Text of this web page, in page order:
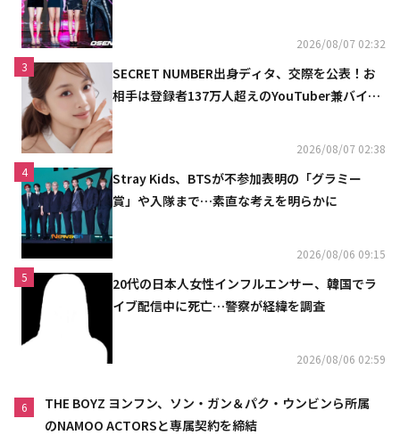
2026/08/07 02:32
3
SECRET NUMBER出身ディタ、交際を公表！お
相手は登録者137万人超えのYouTuber兼バイオ
2026/08/07 02:38
4
Stray Kids、BTSが不参加表明の「グラミー
賞」や入隊まで…素直な考えを明らかに
2026/08/06 09:15
5
20代の日本人女性インフルエンサー、韓国でラ
イブ配信中に死亡…警察が経緯を調査
2026/08/06 02:59
6
THE BOYZ ヨンフン、ソン・ガン＆パク・ウンビンら所属
のNAMOO ACTORSと専属契約を締結